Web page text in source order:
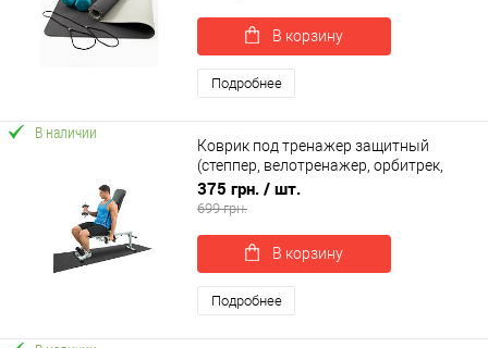
В корзину
Подробнее
В наличии
Коврик под тренажер защитный
(степпер, велотренажер, орбитрек,
беговая дорожка) 180х60см EVA
OSPORT (OF-0295)
375 грн. / шт.
699 грн.
В корзину
Подробнее